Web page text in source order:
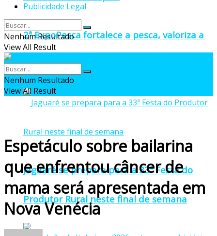
2ª ExpoPesca fortalece a pesca, valoriza a
cultura local e movimenta Itaipava
Jaguaré se prepara para a 33ª Festa do
Produtor Rural neste final de semana
Publicidade Legal
Nenhum Resultado
View All Result
Nenhum Resultado
View All Result
Espetáculo sobre bailarina
que enfrentou câncer de
mama será apresentada em
Nova Venécia